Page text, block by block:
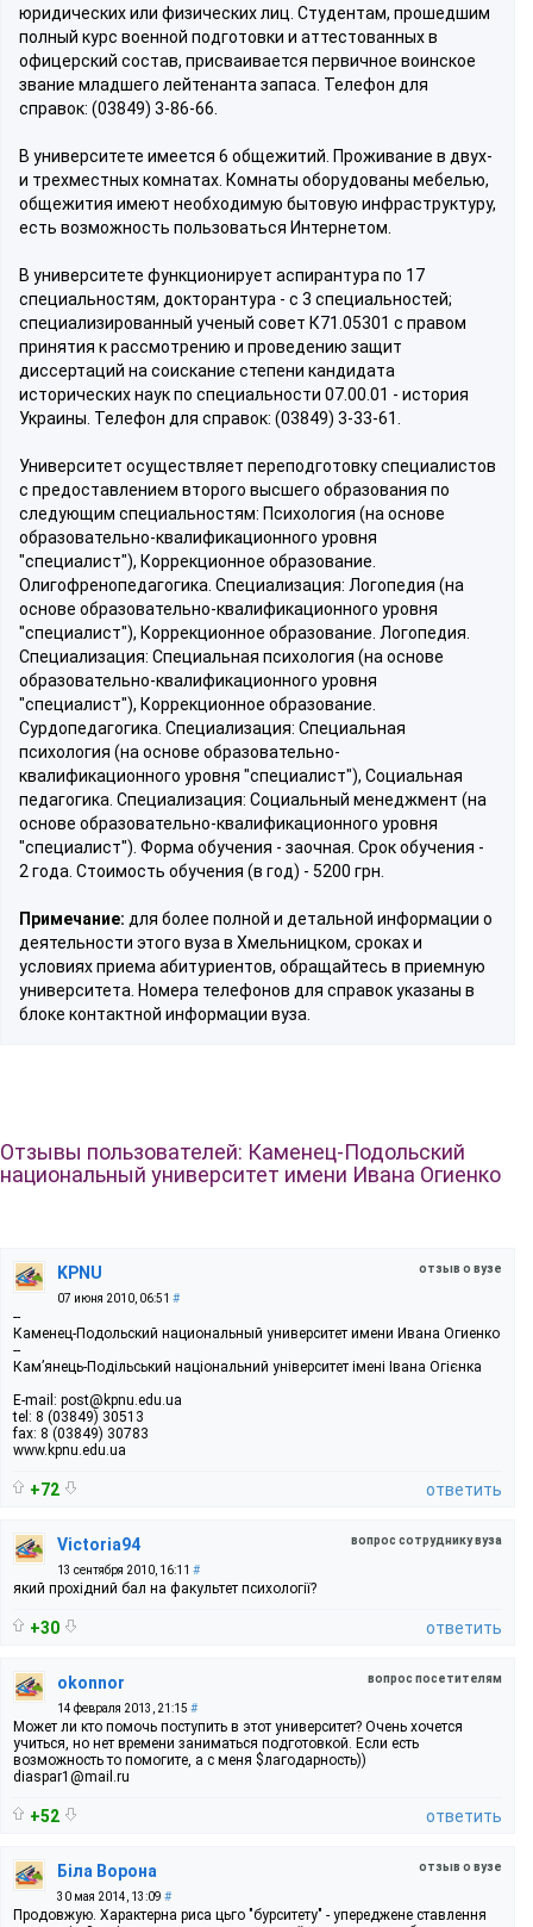
юридических или физических лиц. Студентам, прошедшим
полный курс военной подготовки и аттестованных в
офицерский состав, присваивается первичное воинское
звание младшего лейтенанта запаса. Телефон для
справок: (03849) 3-86-66.
В университете имеется 6 общежитий. Проживание в двух-
и трехместных комнатах. Комнаты оборудованы мебелью,
общежития имеют необходимую бытовую инфраструктуру,
есть возможность пользоваться Интернетом.
В университете функционирует аспирантура по 17
специальностям, докторантура - с 3 специальностей;
специализированный ученый совет К71.05301 с правом
принятия к рассмотрению и проведению защит
диссертаций на соискание степени кандидата
исторических наук по специальности 07.00.01 - история
Украины. Телефон для справок: (03849) 3-33-61.
Университет осуществляет переподготовку специалистов
с предоставлением второго высшего образования по
следующим специальностям: Психология (на основе
образовательно-квалификационного уровня
"специалист"), Коррекционное образование.
Олигофренопедагогика. Специализация: Логопедия (на
основе образовательно-квалификационного уровня
"специалист"), Коррекционное образование. Логопедия.
Специализация: Специальная психология (на основе
образовательно-квалификационного уровня
"специалист"), Коррекционное образование.
Сурдопедагогика. Специализация: Специальная
психология (на основе образовательно-
квалификационного уровня "специалист"), Социальная
педагогика. Специализация: Социальный менеджмент (на
основе образовательно-квалификационного уровня
"специалист"). Форма обучения - заочная. Срок обучения -
2 года. Стоимость обучения (в год) - 5200 грн.
Примечание: для более полной и детальной информации о
деятельности этого вуза в Хмельницком, сроках и
условиях приема абитуриентов, обращайтесь в приемную
университета. Номера телефонов для справок указаны в
блоке контактной информации вуза.
Отзывы пользователей: Каменец-Подольский
национальный университет имени Ивана Огиенко
отзыв о вузе
KPNU
07 июня 2010, 06:51 #
--
Каменец-Подольский национальный университет имени Ивана Огиенко
--
Кам’янець-Подільський національний університет імені Івана Огієнка
E-mail: post@kpnu.edu.ua
tel: 8 (03849) 30513
fax: 8 (03849) 30783
www.kpnu.edu.ua
+72 ответить
вопрос сотруднику вуза
Victoria94
13 сентября 2010, 16:11 #
який прохідний бал на факультет психології?
+30 ответить
вопрос посетителям
okonnor
14 февраля 2013, 21:15 #
Может ли кто помочь поступить в этот университет? Очень хочется
учиться, но нет времени заниматься подготовкой. Если есть
возможность то помогите, а с меня $лагодарность))
diaspar1@mail.ru
+52 ответить
отзыв о вузе
Біла Ворона
30 мая 2014, 13:09 #
Продовжую. Характерна риса цьго "бурситету" - упереджене ставлення